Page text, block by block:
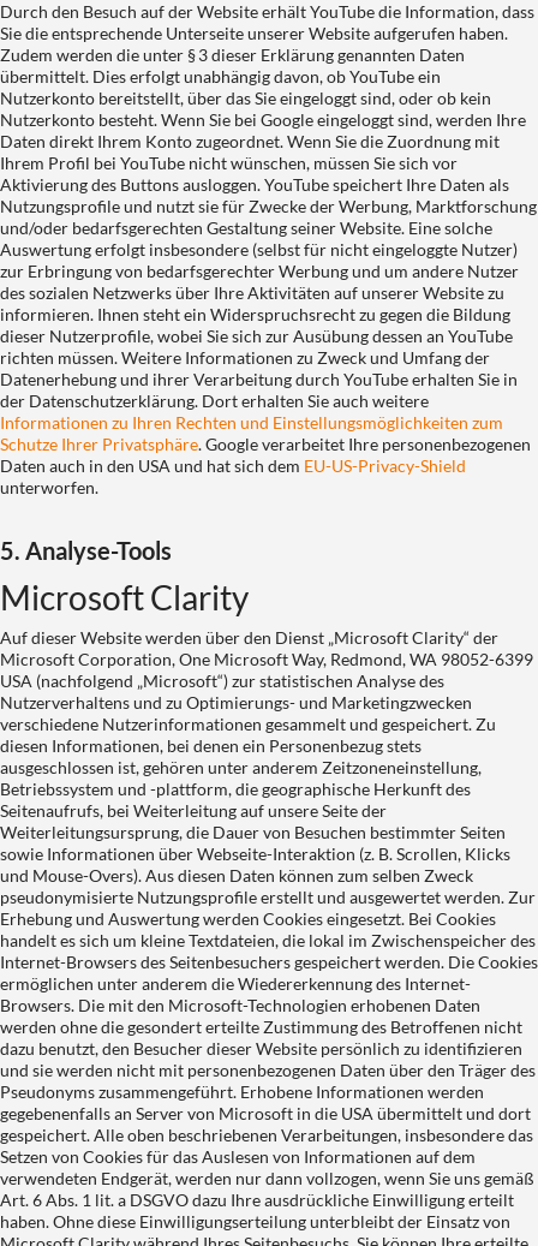
Durch den Besuch auf der Website erhält YouTube die Information, dass
Sie die entsprechende Unterseite unserer Website aufgerufen haben.
Zudem werden die unter § 3 dieser Erklärung genannten Daten
übermittelt. Dies erfolgt unabhängig davon, ob YouTube ein
Nutzerkonto bereitstellt, über das Sie eingeloggt sind, oder ob kein
Nutzerkonto besteht. Wenn Sie bei Google eingeloggt sind, werden Ihre
Daten direkt Ihrem Konto zugeordnet. Wenn Sie die Zuordnung mit
Ihrem Profil bei YouTube nicht wünschen, müssen Sie sich vor
Aktivierung des Buttons ausloggen. YouTube speichert Ihre Daten als
Nutzungsprofile und nutzt sie für Zwecke der Werbung, Marktforschung
und/oder bedarfsgerechten Gestaltung seiner Website. Eine solche
Auswertung erfolgt insbesondere (selbst für nicht eingeloggte Nutzer)
zur Erbringung von bedarfsgerechter Werbung und um andere Nutzer
des sozialen Netzwerks über Ihre Aktivitäten auf unserer Website zu
informieren. Ihnen steht ein Widerspruchsrecht zu gegen die Bildung
dieser Nutzerprofile, wobei Sie sich zur Ausübung dessen an YouTube
richten müssen. Weitere Informationen zu Zweck und Umfang der
Datenerhebung und ihrer Verarbeitung durch YouTube erhalten Sie in
der Datenschutzerklärung. Dort erhalten Sie auch weitere
Informationen zu Ihren Rechten und Einstellungsmöglichkeiten zum
Schutze Ihrer Privatsphäre. Google verarbeitet Ihre personenbezogenen
Daten auch in den USA und hat sich dem EU-US-Privacy-Shield
unterworfen.
5. Analyse-Tools
Microsoft Clarity
Auf dieser Website werden über den Dienst „Microsoft Clarity“ der
Microsoft Corporation, One Microsoft Way, Redmond, WA 98052-6399
USA (nachfolgend „Microsoft“) zur statistischen Analyse des
Nutzerverhaltens und zu Optimierungs- und Marketingzwecken
verschiedene Nutzerinformationen gesammelt und gespeichert. Zu
diesen Informationen, bei denen ein Personenbezug stets
ausgeschlossen ist, gehören unter anderem Zeitzoneneinstellung,
Betriebssystem und -plattform, die geographische Herkunft des
Seitenaufrufs, bei Weiterleitung auf unsere Seite der
Weiterleitungsursprung, die Dauer von Besuchen bestimmter Seiten
sowie Informationen über Webseite-Interaktion (z. B. Scrollen, Klicks
und Mouse-Overs). Aus diesen Daten können zum selben Zweck
pseudonymisierte Nutzungsprofile erstellt und ausgewertet werden. Zur
Erhebung und Auswertung werden Cookies eingesetzt. Bei Cookies
handelt es sich um kleine Textdateien, die lokal im Zwischenspeicher des
Internet-Browsers des Seitenbesuchers gespeichert werden. Die Cookies
ermöglichen unter anderem die Wiedererkennung des Internet-
Browsers. Die mit den Microsoft-Technologien erhobenen Daten
werden ohne die gesondert erteilte Zustimmung des Betroffenen nicht
dazu benutzt, den Besucher dieser Website persönlich zu identifizieren
und sie werden nicht mit personenbezogenen Daten über den Träger des
Pseudonyms zusammengeführt. Erhobene Informationen werden
gegebenenfalls an Server von Microsoft in die USA übermittelt und dort
gespeichert. Alle oben beschriebenen Verarbeitungen, insbesondere das
Setzen von Cookies für das Auslesen von Informationen auf dem
verwendeten Endgerät, werden nur dann vollzogen, wenn Sie uns gemäß
Art. 6 Abs. 1 lit. a DSGVO dazu Ihre ausdrückliche Einwilligung erteilt
haben. Ohne diese Einwilligungserteilung unterbleibt der Einsatz von